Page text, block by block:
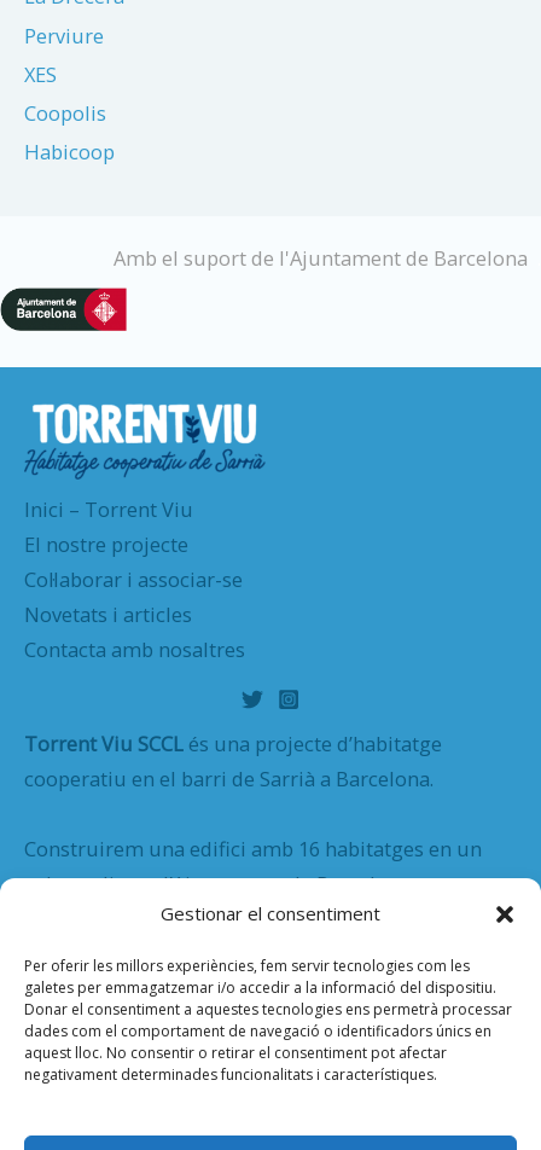
Gestionar el consentiment
Per oferir les millors experiències, fem servir tecnologies com les
galetes per emmagatzemar i/o accedir a la informació del dispositiu.
Donar el consentiment a aquestes tecnologies ens permetrà processar
dades com el comportament de navegació o identificadors únics en
aquest lloc. No consentir o retirar el consentiment pot afectar
negativament determinades funcionalitats i característiques.
Perviure
XES
Coopolis
Habicoop
Amb el suport de l'Ajuntament de Barcelona
Inici – Torrent Viu
El nostre projecte
Col·laborar i associar-se
Novetats i articles
Contacta amb nosaltres
Torrent Viu SCCL és una projecte d’habitatge
cooperatiu en el barri de Sarrià a Barcelona.
Construirem una edifici amb 16 habitatges en un
solar cedit per l’Ajuntament de Barcelona.
Solar de Torrent Viu: Carrer de General Vives, 4-6
Direcció postal: Carrer Canet, 4 08017 Barcelona